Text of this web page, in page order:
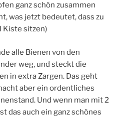
ganz schön zusammen
was jetzt bedeutet, dass zu
Kiste sitzen)
alle Bienen von den
weg, und steckt die
in extra Zargen. Das geht
aber ein ordentliches
Und wenn man mit 2
das auch ein ganz schönes